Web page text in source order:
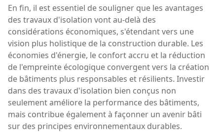
En fin, il est essentiel de souligner que les avantages
des travaux d'isolation vont au-delà des
considérations économiques, s'étendant vers une
vision plus holistique de la construction durable. Les
économies d'énergie, le confort accru et la réduction
de l'empreinte écologique convergent vers la création
de bâtiments plus responsables et résilients. Investir
dans des travaux d'isolation bien conçus non
seulement améliore la performance des bâtiments,
mais contribue également à façonner un avenir bâti
sur des principes environnementaux durables.